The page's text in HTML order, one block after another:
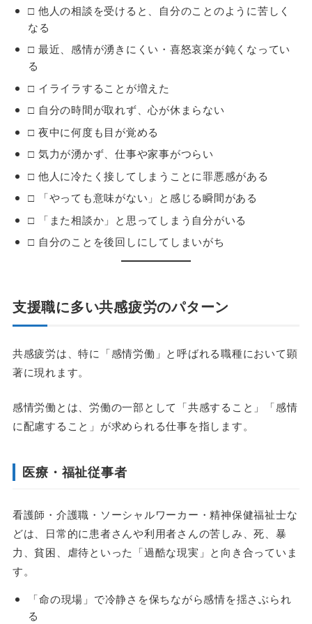
□ 他人の相談を受けると、自分のことのように苦しく
なる
□ 最近、感情が湧きにくい・喜怒哀楽が鈍くなってい
る
□ イライラすることが増えた
□ 自分の時間が取れず、心が休まらない
□ 夜中に何度も目が覚める
□ 気力が湧かず、仕事や家事がつらい
□ 他人に冷たく接してしまうことに罪悪感がある
□ 「やっても意味がない」と感じる瞬間がある
□ 「また相談か」と思ってしまう自分がいる
□ 自分のことを後回しにしてしまいがち
支援職に多い共感疲労のパターン
共感疲労は、特に「感情労働」と呼ばれる職種において顕
著に現れます。
感情労働とは、労働の一部として「共感すること」「感情
に配慮すること」が求められる仕事を指します。
医療・福祉従事者
看護師・介護職・ソーシャルワーカー・精神保健福祉士な
どは、日常的に患者さんや利用者さんの苦しみ、死、暴
力、貧困、虐待といった「過酷な現実」と向き合っていま
す。
「命の現場」で冷静さを保ちながら感情を揺さぶられ
る